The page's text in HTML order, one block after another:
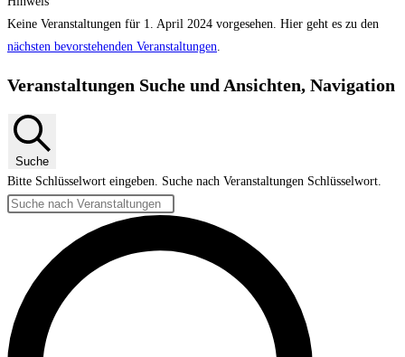
Keine Veranstaltungen für 1. April 2024 vorgesehen. Hier geht es zu den
nächsten bevorstehenden Veranstaltungen
Veranstaltungen Suche und Ansichten, Navigation
Suche
Bitte Schlüsselwort eingeben. Suche nach Veranstaltungen Schlüsselwort.